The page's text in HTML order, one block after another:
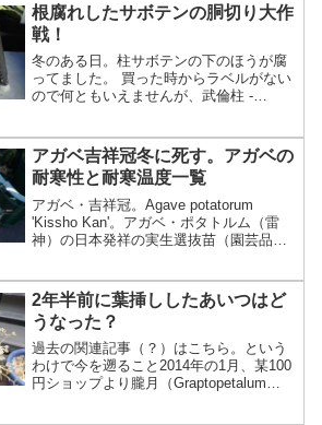
根腐れしたサボテンの胴切り大作
戦！
冬のある日。柱サボテンの下のほうが腐
ってました。 買った時からラベルがない
ので何ともいえませんが、武倫柱 -
りする時期ではないのですが、そんな
こ...
アガベ吉祥冠冬に死す。アガベの
耐寒性と耐寒温度一覧
アガベ・吉祥冠。Agave potatorum
'Kissho Kan'。アガベ・ポタトルム（雷
神）の日本発祥の実生選抜苗（園芸品
よくわかりません。WEBによれば雷神
よ...
2年半前に葉挿ししたあいつはど
うなった？
過去の関連記事（？）はこちら。という
わけで今を遡ること2014年の1月、某100
円ショップより朧月（Graptopetalum